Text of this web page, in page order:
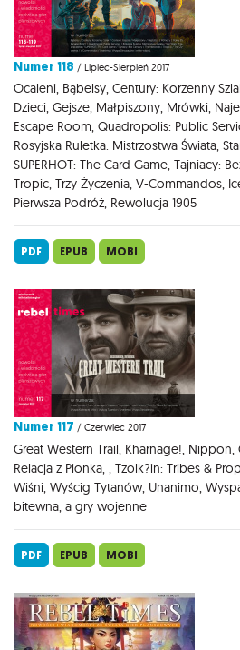
Numer 118 / Lipiec-Sierpień 2017
Ocaleni, Bąbelsy, Century: Korzenny
Dzieci, Gejsze, Małpiszony, Mrówki,
Escape Room, Quadropolis: Public
Rosyjska Ruletka: Mistrzostwa Świata,
SUPERHOT: The Card Game, Tajniacy:
Tropic, Trzy Życzenia, V-Commandos,
Pierwsza Podróż, Rewolucja 1905
PDF EPUB MOBI
Numer 117 / Czerwiec 2017
Great Western Trail, Kharnage!,
Relacja z Pionka, , Tzolk?in: Tribes &
Wiśni, Wyścig Tytanów, Unanimo,
bitewna, a gry wojenne
PDF EPUB MOBI